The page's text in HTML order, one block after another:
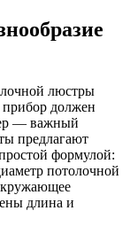
люстры
прибор должен
— важный
предлагают
формулой:
потолочной
длина и